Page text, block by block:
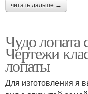
читать дальше →
Чудо лопата
Чертежи
лопаты
Для изготовления я